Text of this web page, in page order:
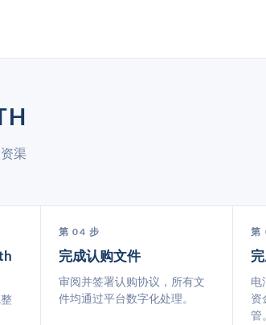
渠
第 04 步
完成认购文件
审阅并签署认购协议，所有文
件均通过平台数字化处理。
第
电
资
管。